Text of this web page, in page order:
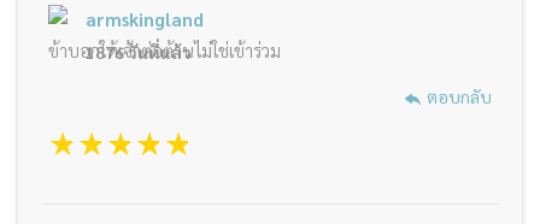
armskingland
1876 วันที่แล้ว
ข้าบอกให้เจ้าต่อต้านไม่ใช่เข้าร่วม
ตอบกลับ
1 star
2 stars
3 stars
4 stars